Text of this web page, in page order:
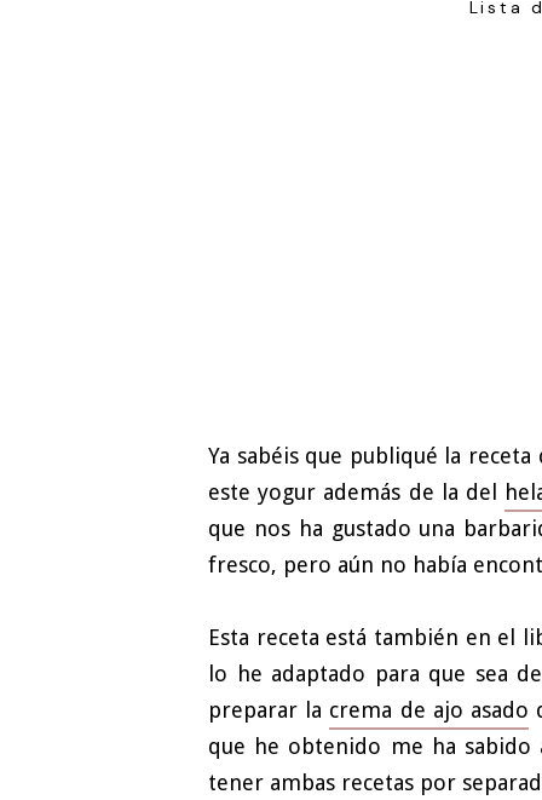
Lista
Ya sabéis que publiqué la
este yogur además de la del
que nos ha gustado una
fresco, pero aún no había
Esta receta está también en el
lo he adaptado para que sea
preparar la crema de ajo asado
que he obtenido me ha sabido
tener ambas recetas por